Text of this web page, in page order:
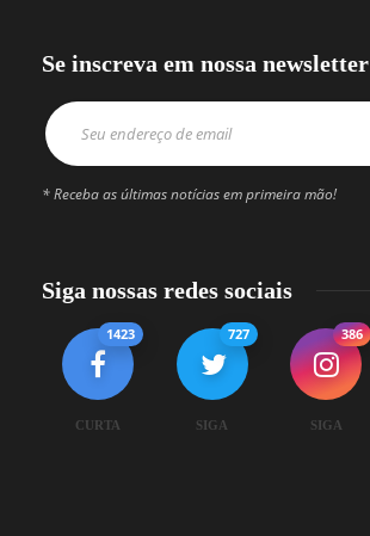
Se inscreva em nossa newsletter
* Receba as últimas notícias em primeira mão!
Siga nossas redes sociais
1423
CURTA
727
SIGA
386
SIGA